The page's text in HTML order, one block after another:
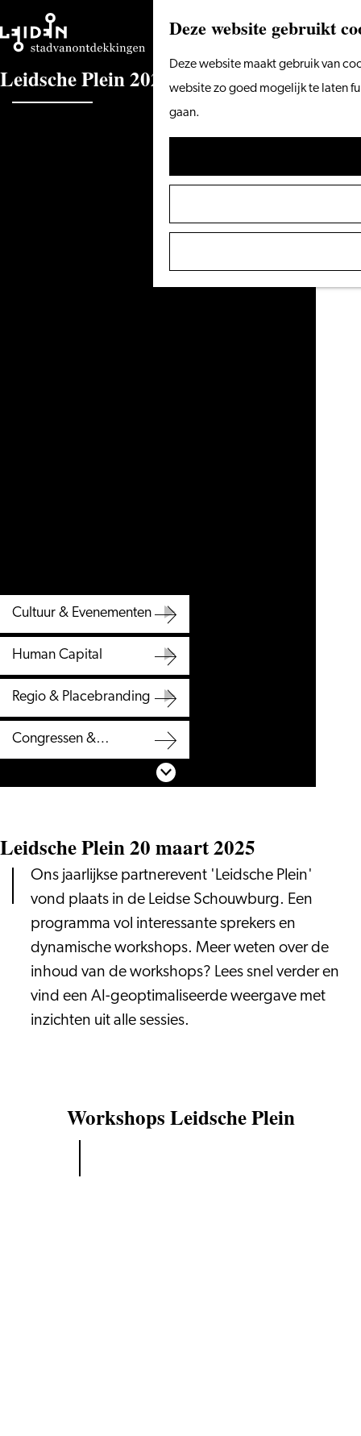
Deze website gebruikt
Deze website maakt gebruik van
website zo goed mogelijk te laten
gaan.
naar
LeidschePlein202 5
Scroll naar beneden
Cultuur & Evenementen
Evenementen
Human Capital
Regio & Placebranding
Congressen &
Kennisstad
Leidsche Plein 20 maart 2025
Ons jaarlijkse partnerevent 'Leidsche Plein'
vond plaats in de Leidse Schouwburg. Een
programma vol interessante sprekers en
dynamische workshops. Meer weten over de
inhoud van de workshops? Lees snel verder en
vind een AI-geoptimaliseerde weergave met
inzichten uit alle sessies.
Workshops Leidsche Plein